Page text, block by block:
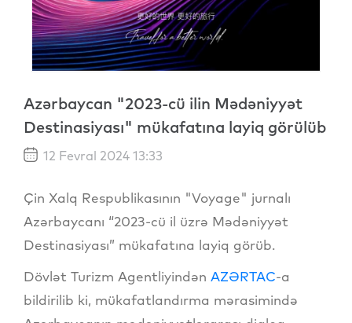
Azərbaycan "2023-cü ilin Mədəniyyət
Destinasiyası" mükafatına layiq görülüb
12 Fevral 2024 13:33
Çin Xalq Respublikasının "Voyage" jurnalı
Azərbaycanı “2023-cü il üzrə Mədəniyyət
Destinasiyası” mükafatına layiq görüb.
Dövlət Turizm Agentliyindən AZƏRTAC-a
bildirilib ki, mükafatlandırma mərasimində